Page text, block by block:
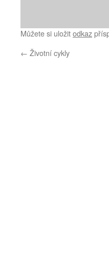
Můžete si uložitodkaz
← Životní cykly